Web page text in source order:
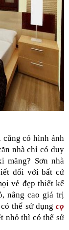
có hình ảnh
nhà chỉ có duy
măng? Sơn nhà
đối với bất cứ
vẻ đẹp thiết kế
nâng cao giá trị
thể sử dụng cọ
nhỏ thì có thể sử